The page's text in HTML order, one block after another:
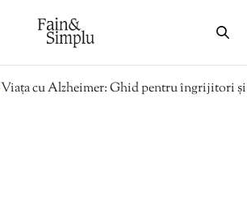
Viața cu Alzheimer: Ghid pentru îngrijitori și